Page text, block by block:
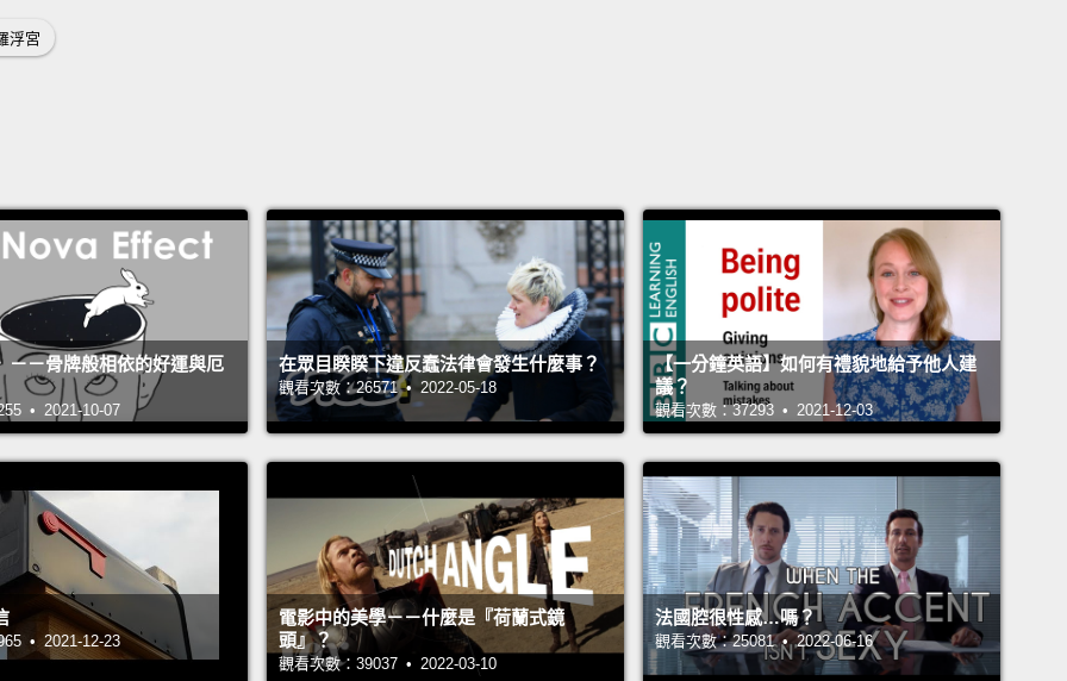
浮宮
We'll just see about that.
我們等著瞧。
Over the next 300 years, I hung quietly in French palaces
and royal bathrooms. The things I've seen...
接下來三百年，我靜靜地掛在法國皇宮和王室廁所內。我瞧過
的東西啊...
I want you!
我要妳!
Until finally I was noticed by a man who had already made
quite a name for himself. When Napoleon chose me to
－－骨牌般相依的好運與厄
• 2021-10-07
在眾目睽睽下違反蠢法律會發生什麼事？
觀看次數：26571 • 2022-05-18
【一分鐘英語】如何有禮貌地給予他人建
議？
觀看次數：37293 • 2021-12-03
• 2021-12-23
電影中的美學－－什麼是『荷蘭式鏡
頭』？
觀看次數：39037 • 2022-03-10
法國腔很性感…嗎？
觀看次數：25081 • 2022-06-16